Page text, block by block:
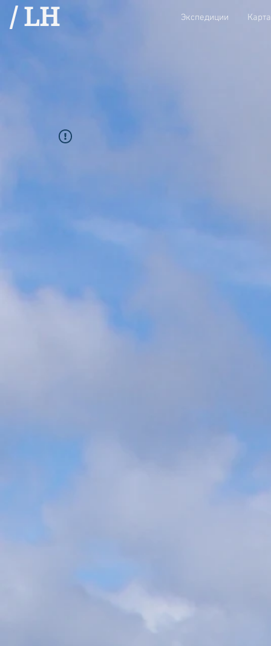
/ LH Экспедиции